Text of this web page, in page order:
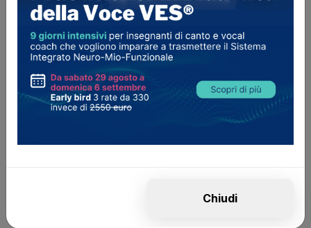
02 Ottobre 2022
Cambio di risonanza e cambio
di registro: facciamo una
distinzione
#Tecnica vocale #Vocal tract
#Risonanza
Chiudi